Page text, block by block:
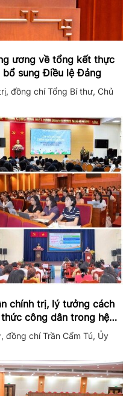
ương về tổng kết thực
bổ sung Điều lệ Đảng
đồng chí Tổng Bí thư, Chủ
chính trị, lý tưởng cách
công dân trong hệ
đồng chí Trần Cẩm Tú, Ủy